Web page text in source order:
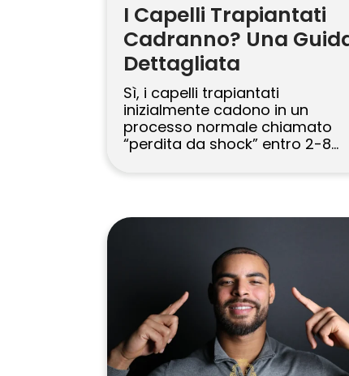
I Capelli Trapiantati
Cadranno? Una
Dettagliata
Sì, i capelli trapiantati
inizialmente cadono in un
processo normale chiamato
“perdita da shock” entro 2-8
Questo spargimento è
rimangono e inizieranno a far
permanenti entro 3-4 mesi, con
risultati finali visibili dopo 12-18
mesi. Trapianto di capelli
l’intervento chirurgico è un
passo significativo verso […]